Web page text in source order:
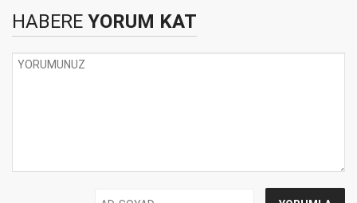
HABERE YORUM KAT